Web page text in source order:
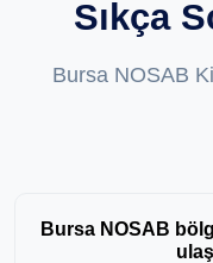
Sıkça
Bursa NOSAB
Bursa NOSAB